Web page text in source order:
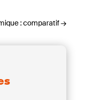
: comparatif→